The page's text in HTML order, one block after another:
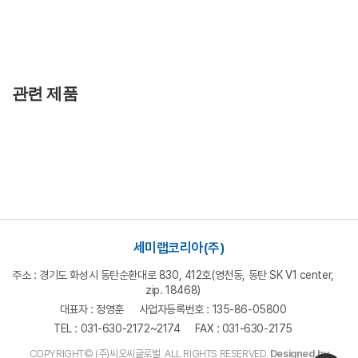
세미랩코리아(주)
주소 : 경기도 화성시 동탄순환대로 830, 412호(영천동, 동탄 SK V1 center,
zip. 18468)
대표자 : 정영훈
사업자등록번호 : 135-86-05800
TEL : 031-630-2172~2174
FAX : 031-630-2175
COPYRIGHT© (주)씨오씨글로벌. ALL RIGHTS RESERVED. Designed by